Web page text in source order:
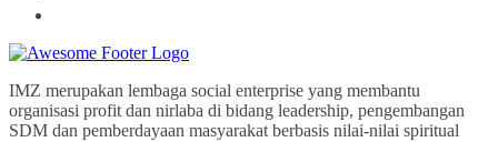
IMZ merupakan lembaga social enterprise yang membantu
organisasi profit dan nirlaba di bidang leadership, pengembangan
SDM dan pemberdayaan masyarakat berbasis nilai-nilai spiritual